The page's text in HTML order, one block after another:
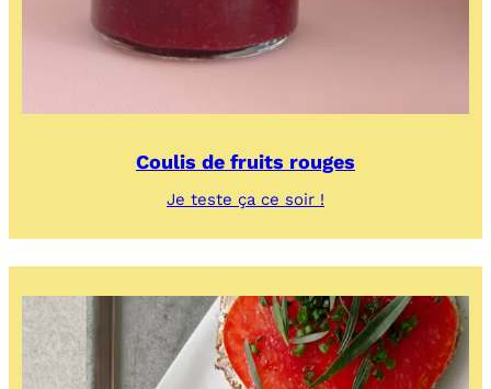
Coulis de fruits rouges
Je teste ça ce soir !
de